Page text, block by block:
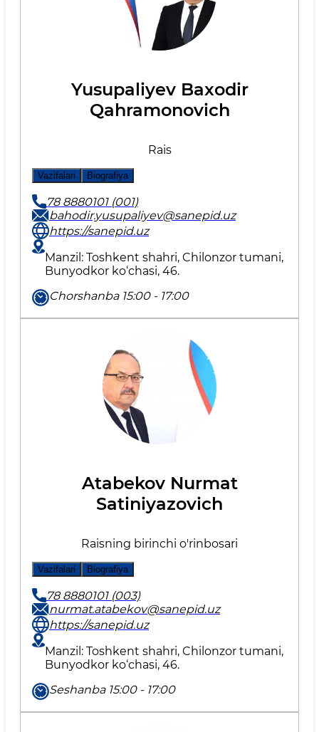
Yusupaliyev Baxodir
Qahramonovich
Rais
Vazifalari Biografiya
78 8880101 (001)
bahodir.yusupaliyev@sanepid.uz
https://sanepid.uz
Manzil: Toshkent shahri, Chilonzor tumani,
Bunyodkor ko‘chasi, 46.
Chorshanba 15:00 - 17:00
Atabekov Nurmat
Satiniyazovich
Raisning birinchi o'rinbosari
Vazifalari Biografiya
78 8880101 (003)
nurmat.atabekov@sanepid.uz
https://sanepid.uz
Manzil: Toshkent shahri, Chilonzor tumani,
Bunyodkor ko‘chasi, 46.
Seshanba 15:00 - 17:00